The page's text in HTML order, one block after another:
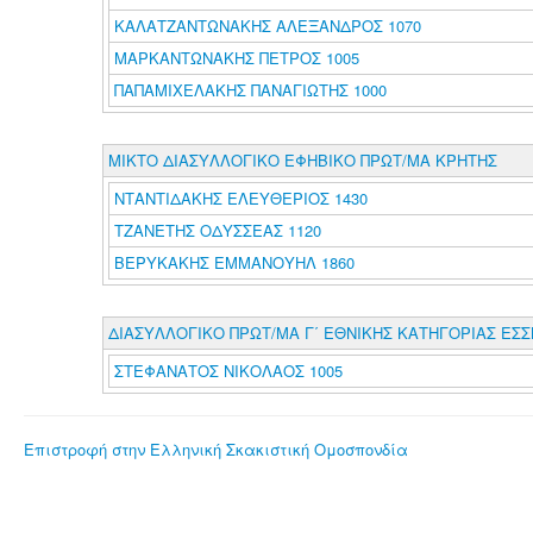
ΚΑΛΑΤΖΑΝΤΩΝΑΚΗΣ ΑΛΕΞΑΝΔΡΟΣ 1070
ΜΑΡΚΑΝΤΩΝΑΚΗΣ ΠΕΤΡΟΣ 1005
ΠΑΠΑΜΙΧΕΛΑΚΗΣ ΠΑΝΑΓΙΩΤΗΣ 1000
ΜΙΚΤΟ ΔΙΑΣΥΛΛΟΓΙΚΟ ΕΦΗΒΙΚΟ ΠΡΩΤ/ΜΑ ΚΡΗΤΗΣ
ΝΤΑΝΤΙΔΑΚΗΣ ΕΛΕΥΘΕΡΙΟΣ 1430
ΤΖΑΝΕΤΗΣ ΟΔΥΣΣΕΑΣ 1120
ΒΕΡΥΚΑΚΗΣ ΕΜΜΑΝΟΥΗΛ 1860
ΔΙΑΣΥΛΛΟΓΙΚΟ ΠΡΩΤ/ΜΑ Γ΄ ΕΘΝΙΚΗΣ ΚΑΤΗΓΟΡΙΑΣ
ΣΤΕΦΑΝΑΤΟΣ ΝΙΚΟΛΑΟΣ 1005
Επιστροφή στην Ελληνική Σκακιστική Ομοσπονδία